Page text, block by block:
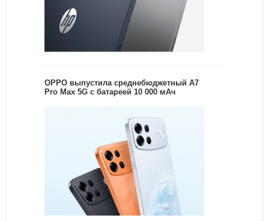
OPPO выпустила среднебюджетный A7
Pro Max 5G с батареей 10 000 мАч